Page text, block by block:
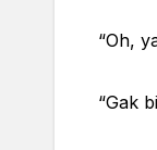
“Oh,
“Gak